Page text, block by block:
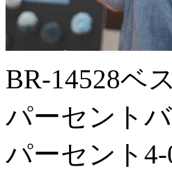
BR-14528ベ
パーセント
パーセント4-